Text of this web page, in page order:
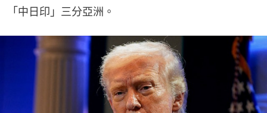
「中日印」三分亞洲。